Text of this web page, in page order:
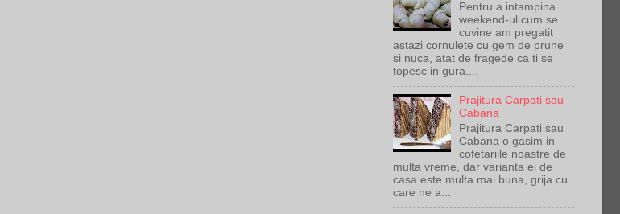
Pentru a intampina
weekend-ul cum se
cuvine am pregatit
astazi cornulete cu gem de prune
si nuca, atat de fragede ca ti se
topesc in gura....
Prajitura Carpati sau
Cabana
Prajitura Carpati sau
Cabana o gasim in
cofetariile noastre de
multa vreme, dar varianta ei de
casa este multa mai buna, grija cu
care ne a...